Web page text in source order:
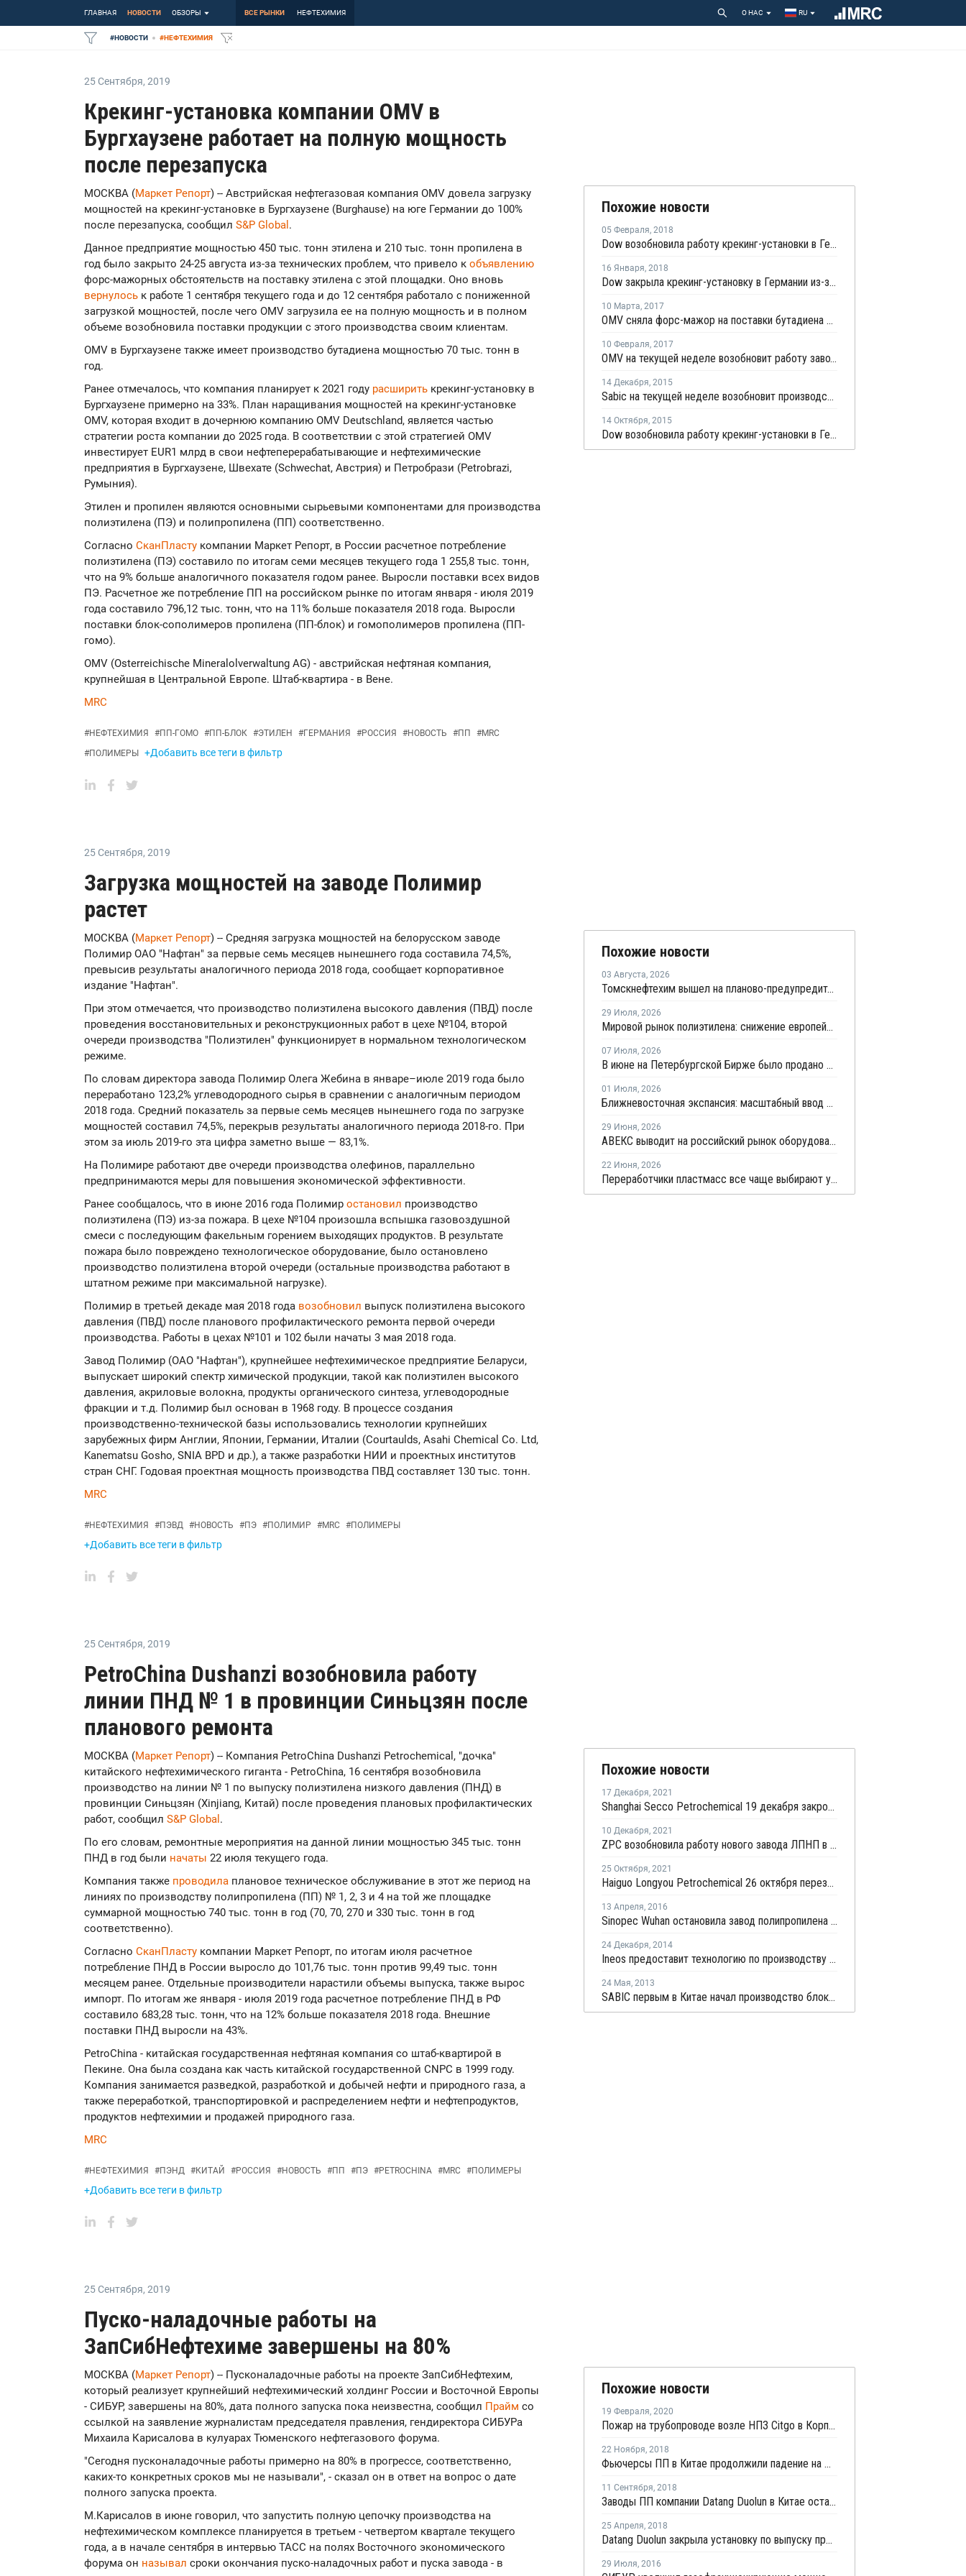
ГЛАВНАЯ НОВОСТИ ОБЗОРЫ ВСЕ РЫНКИ НЕФТЕХИМИЯ О НАС RU
#НОВОСТИ #НЕФТЕХИМИЯ
25 Сентября, 2019
Крекинг-установка компании OMV в
Бургхаузене работает на полную мощность
после перезапуска
МОСКВА (Маркет Репорт) -- Австрийская нефтегазовая компания OMV довела загрузку
мощностей на крекинг-установке в Бургхаузене (Burghause) на юге Германии до 100%
после перезапуска, сообщил S&P Global .
Данное предприятие мощностью 450 тыс. тонн этилена и 210 тыс. тонн пропилена в
год было закрыто 24-25 августа из-за технических проблем, что привело к объявлению
форс-мажорных обстоятельств на поставку этилена с этой площадки. Оно вновь
вернулось к работе 1 сентября текущего года и до 12 сентября работало с пониженной
загрузкой мощностей, после чего OMV загрузила ее на полную мощность и в полном
объеме возобновила поставки продукции с этого производства своим клиентам.
OMV в Бургхаузене также имеет производство бутадиена мощностью 70 тыс. тонн в
год.
Ранее отмечалось, что компания планирует к 2021 году расширить крекинг-установку в
Бургхаузене примерно на 33%. План наращивания мощностей на крекинг-установке
OMV, которая входит в дочернюю компанию OMV Deutschland, является частью
стратегии роста компании до 2025 года. В соответствии с этой стратегией OMV
инвестирует EUR1 млрд в свои нефтеперерабатывающие и нефтехимические
предприятия в Бургхаузене, Швехате (Schwechat, Австрия) и Петробрази (Petrobrazi,
Румыния).
Этилен и пропилен являются основными сырьевыми компонентами для производства
полиэтилена (ПЭ) и полипропилена (ПП) соответственно.
Согласно СканПласту компании Маркет Репорт, в России расчетное потребление
полиэтилена (ПЭ) составило по итогам семи месяцев текущего года 1 255,8 тыс. тонн,
что на 9% больше аналогичного показателя годом ранее. Выросли поставки всех видов
ПЭ. Расчетное же потребление ПП на российском рынке по итогам января - июля 2019
года составило 796,12 тыс. тонн, что на 11% больше показателя 2018 года. Выросли
поставки блок-сополимеров пропилена (ПП-блок) и гомополимеров пропилена (ПП-
гомо).
OMV (Osterreichische Mineralolverwaltung AG) - австрийская нефтяная компания,
крупнейшая в Центральной Европе. Штаб-квартира - в Вене.
MRC
#НЕФТЕХИМИЯ #ПП-ГОМО #ПП-БЛОК #ЭТИЛЕН #ГЕРМАНИЯ #РОССИЯ #НОВОСТЬ #ПП #MRC
#ПОЛИМЕРЫ +Добавить все теги в фильтр
Похожие новости
05 Февраля, 2018
Dow возобновила работу крекинг-установки в Германии после незапланированной остановки
16 Января, 2018
Dow закрыла крекинг-установку в Германии из-за технологического сбоя
10 Марта, 2017
OMV сняла форс-мажор на поставки бутадиена с завода в Германии
10 Февраля, 2017
OMV на текущей неделе возобновит работу завода бутадиена в Германии
14 Декабря, 2015
Sabic на текущей неделе возобновит производство бутадиена в Великобритании
14 Октября, 2015
Dow возобновила работу крекинг-установки в Германии после профилактики
25 Сентября, 2019
Загрузка мощностей на заводе Полимир
растет
МОСКВА (Маркет Репорт) -- Средняя загрузка мощностей на белорусском заводе
Полимир ОАО "Нафтан" за первые семь месяцев нынешнего года составила 74,5%,
превысив результаты аналогичного периода 2018 года, сообщает корпоративное
издание "Нафтан".
При этом отмечается, что производство полиэтилена высокого давления (ПВД) после
проведения восстановительных и реконструкционных работ в цехе №104, второй
очереди производства "Полиэтилен" функционирует в нормальном технологическом
режиме.
По словам директора завода Полимир Олега Жебина в январе–июле 2019 года было
переработано 123,2% углеводородного сырья в сравнении с аналогичным периодом
2018 года. Средний показатель за первые семь месяцев нынешнего года по загрузке
мощностей составил 74,5%, перекрыв результаты аналогичного периода 2018-го. При
этом за июль 2019-го эта цифра заметно выше — 83,1%.
На Полимире работают две очереди производства олефинов, параллельно
предпринимаются меры для повышения экономической эффективности.
Ранее сообщалось, что в июне 2016 года Полимир остановил производство
полиэтилена (ПЭ) из-за пожара. В цехе №104 произошла вспышка газовоздушной
смеси с последующим факельным горением выходящих продуктов. В результате
пожара было повреждено технологическое оборудование, было остановлено
производство полиэтилена второй очереди (остальные производства работают в
штатном режиме при максимальной нагрузке).
Полимир в третьей декаде мая 2018 года возобновил выпуск полиэтилена высокого
давления (ПВД) после планового профилактического ремонта первой очереди
производства. Работы в цехах №101 и 102 были начаты 3 мая 2018 года.
Завод Полимир (ОАО "Нафтан"), крупнейшее нефтехимическое предприятие Беларуси,
выпускает широкий спектр химической продукции, такой как полиэтилен высокого
давления, акриловые волокна, продукты органического синтеза, углеводородные
фракции и т.д. Полимир был основан в 1968 году. В процессе создания
производственно-технической базы использовались технологии крупнейших
зарубежных фирм Англии, Японии, Германии, Италии (Courtaulds, Asahi Chemical Co. Ltd,
Kanematsu Gosho, SNIA BPD и др.), а также разработки НИИ и проектных институтов
стран СНГ. Годовая проектная мощность производства ПВД составляет 130 тыс. тонн.
MRC
#НЕФТЕХИМИЯ #ПЭВД #НОВОСТЬ #ПЭ #ПОЛИМИР #MRC #ПОЛИМЕРЫ
+Добавить все теги в фильтр
Похожие новости
03 Августа, 2026
Томскнефтехим вышел на планово-предупредительный ремонт
29 Июля, 2026
Мировой рынок полиэтилена: снижение европейских котировок и перестройка ценового диапазона в Китае
07 Июля, 2026
В июне на Петербургской Бирже было продано 1620 тонн ПВД и 1106 тонн ПП
01 Июля, 2026
Ближневосточная экспансия: масштабный ввод мощностей полиолефинов усилит профицит на мировом рынке
29 Июня, 2026
АВЕКС выводит на российский рынок оборудование для рециклинга Avian Machinery
22 Июня, 2026
Переработчики пластмасс все чаще выбирают управляемую вторичную гранулу
25 Сентября, 2019
PetroChina Dushanzi возобновила работу
линии ПНД № 1 в провинции Синьцзян после
планового ремонта
МОСКВА (Маркет Репорт) -- Компания PetroChina Dushanzi Petrochemical, "дочка"
китайского нефтехимического гиганта - PetroChina, 16 сентября возобновила
производство на линии № 1 по выпуску полиэтилена низкого давления (ПНД) в
провинции Синьцзян (Xinjiang, Китай) после проведения плановых профилактических
работ, сообщил S&P Global .
По его словам, ремонтные мероприятия на данной линии мощностью 345 тыс. тонн
ПНД в год были начаты 22 июля текущего года.
Компания также проводила плановое техническое обслуживание в этот же период на
линиях по производству полипропилена (ПП) № 1, 2, 3 и 4 на той же площадке
суммарной мощностью 740 тыс. тонн в год (70, 70, 270 и 330 тыс. тонн в год
соответственно).
Согласно СканПласту компании Маркет Репорт, по итогам июля расчетное
потребление ПНД в России выросло до 101,76 тыс. тонн против 99,49 тыс. тонн
месяцем ранее. Отдельные производители нарастили объемы выпуска, также вырос
импорт. По итогам же января - июля 2019 года расчетное потребление ПНД в РФ
составило 683,28 тыс. тонн, что на 12% больше показателя 2018 года. Внешние
поставки ПНД выросли на 43%.
PetroChina - китайская государственная нефтяная компания со штаб-квартирой в
Пекине. Она была создана как часть китайской государственной CNPC в 1999 году.
Компания занимается разведкой, разработкой и добычей нефти и природного газа, а
также переработкой, транспортировкой и распределением нефти и нефтепродуктов,
продуктов нефтехимии и продажей природного газа.
MRC
#НЕФТЕХИМИЯ #ПЭНД #КИТАЙ #РОССИЯ #НОВОСТЬ #ПП #ПЭ #PETROCHINA #MRC #ПОЛИМЕРЫ
+Добавить все теги в фильтр
Похожие новости
17 Декабря, 2021
Shanghai Secco Petrochemical 19 декабря закроет линию ЛПНП в Шанхае на плановый ремонт
10 Декабря, 2021
ZPC возобновила работу нового завода ЛПНП в Китае после профилактики
25 Октября, 2021
Haiguo Longyou Petrochemical 26 октября перезапустит завод ЛПНП в Китае после внепланового ремонта
13 Апреля, 2016
Sinopec Wuhan остановила завод полипропилена в Китае на профилактику
24 Декабря, 2014
Ineos предоставит технологию по производству ПП для нового проекта в Китае
24 Мая, 2013
SABIC первым в Китае начал производство блок-сополимера полипропилена для потребительских товаров
25 Сентября, 2019
Пуско-наладочные работы на
ЗапСибНефтехиме завершены на 80%
МОСКВА (Маркет Репорт) -- Пусконаладочные работы на проекте ЗапСибНефтехим,
который реализует крупнейший нефтехимический холдинг России и Восточной Европы
- СИБУР, завершены на 80%, дата полного запуска пока неизвестна, сообщил Прайм со
ссылкой на заявление журналистам председателя правления, гендиректора СИБУРа
Михаила Карисалова в кулуарах Тюменского нефтегазового форума.
"Сегодня пусконаладочные работы примерно на 80% в прогрессе, соответственно,
каких-то конкретных сроков мы не называли", - сказал он в ответ на вопрос о дате
полного запуска проекта.
М.Карисалов в июне говорил, что запустить полную цепочку производства на
нефтехимическом комплексе планируется в третьем - четвертом квартале текущего
года, а в начале сентября в интервью ТАСС на полях Восточного экономического
форума он называл сроки окончания пуско-наладочных работ и пуска завода - в
Похожие новости
19 Февраля, 2020
Пожар на трубопроводе возле НПЗ Citgo в Корпус-Кристи потушен
22 Ноября, 2018
Фьючерсы ПП в Китае продолжили падение на фоне вялой покупательской активности
11 Сентября, 2018
Заводы ПП компании Datang Duolun в Китае остаются закрытыми
25 Апреля, 2018
Datang Duolun закрыла установку по выпуску пропилена в Китае на плановый ремонт
29 Июля, 2016